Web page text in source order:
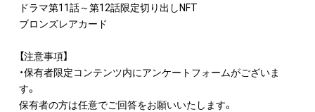
ドラマ第11話～第12話限定切り出しNFT
ブロンズレアカード
【注意事項】
・保有者限定コンテンツ内にアンケートフォームがございま
す。
保有者の方は任意でご回答をお願いいたします。